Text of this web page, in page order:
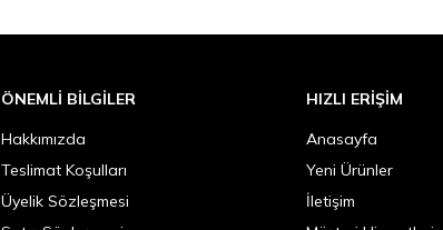
ÖNEMLI BILGILER
Hakkımızda
Teslimat Koşulları
Üyelik Sözleşmesi
HIZLI ERIŞIM
Anasayfa
Yeni Ürünler
İletişim